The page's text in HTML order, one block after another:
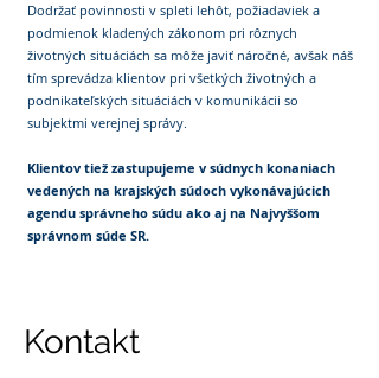
Dodržať povinnosti v spleti lehôt, požiadaviek a
podmienok kladených zákonom pri rôznych
životných situáciách sa môže javiť náročné, avšak náš
tím sprevádza klientov pri všetkých životných a
podnikateľských situáciách v komunikácii so
subjektmi verejnej správy.
Klientov tiež zastupujeme v súdnych konaniach
vedených na krajských súdoch vykonávajúcich
agendu správneho súdu ako aj na Najvyššom
správnom súde SR.
Kontakt